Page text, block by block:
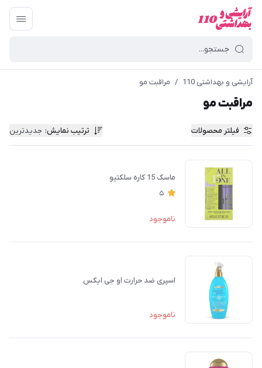
آرایشی و بهداشتی 110 / مراقبت مو
مراقبت مو
فیلتر محصولات ترتیب نمایش: جدیدترین
ماسک 15 کاره سلکتیو
5
ناموجود
اسپری ضد حرارت او جی ایکس
ناموجود